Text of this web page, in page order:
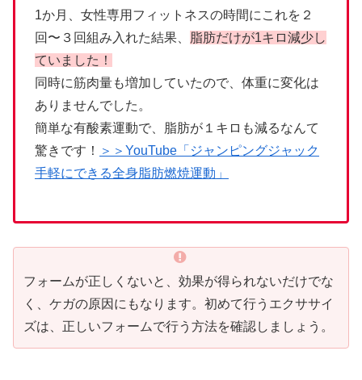
1か月、女性専用フィットネスの時間にこれを２
回〜３回組み入れた結果、
脂肪だけが1キロ減少し
ていました！
同時に筋肉量も増加していたので、体重に変化は
ありませんでした。
簡単な有酸素運動で、脂肪が１キロも減るなんて
驚きです！
＞＞YouTube「ジャンピングジャック
手軽にできる全身脂肪燃焼運動」
フォームが正しくないと、効果が得られないだけでな
く、ケガの原因にもなります。初めて行うエクササイ
ズは、正しいフォームで行う方法を確認しましょう。